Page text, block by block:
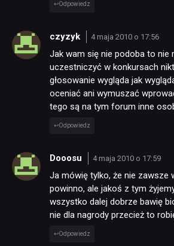
Odpowiedz
czyzyk 4 maja 2010 o 17:56
Jak wam się nie podoba to nie
uczestniczyć w konkursach
głosowanie wygląda jak
oceniać ani wymuszać
tego są na tym forum inne
Odpowiedz
Dooosu 4 maja 2010 o 17:59
Ja mówię tylko, że nie zawsze
powinno, ale jakoś z tym
wszystko dalej dobrze bawię
nie dla nagrody przecież to
Odpowiedz